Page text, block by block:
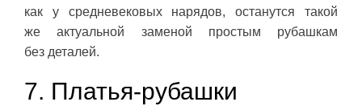
как у средневековых нарядов, останутся такой
же актуальной заменой простым рубашкам
без деталей.
7. Платья-рубашки